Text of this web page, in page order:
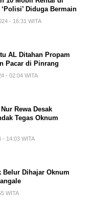
Diduga Bermain
- 16:31 WITA
AL Ditahan Propam
Pacar di Pinrang
- 02:04 WITA
Rewa Desak
Tegas Oknum
- 14:03 WITA
Belur Dihajar Oknum
WITA